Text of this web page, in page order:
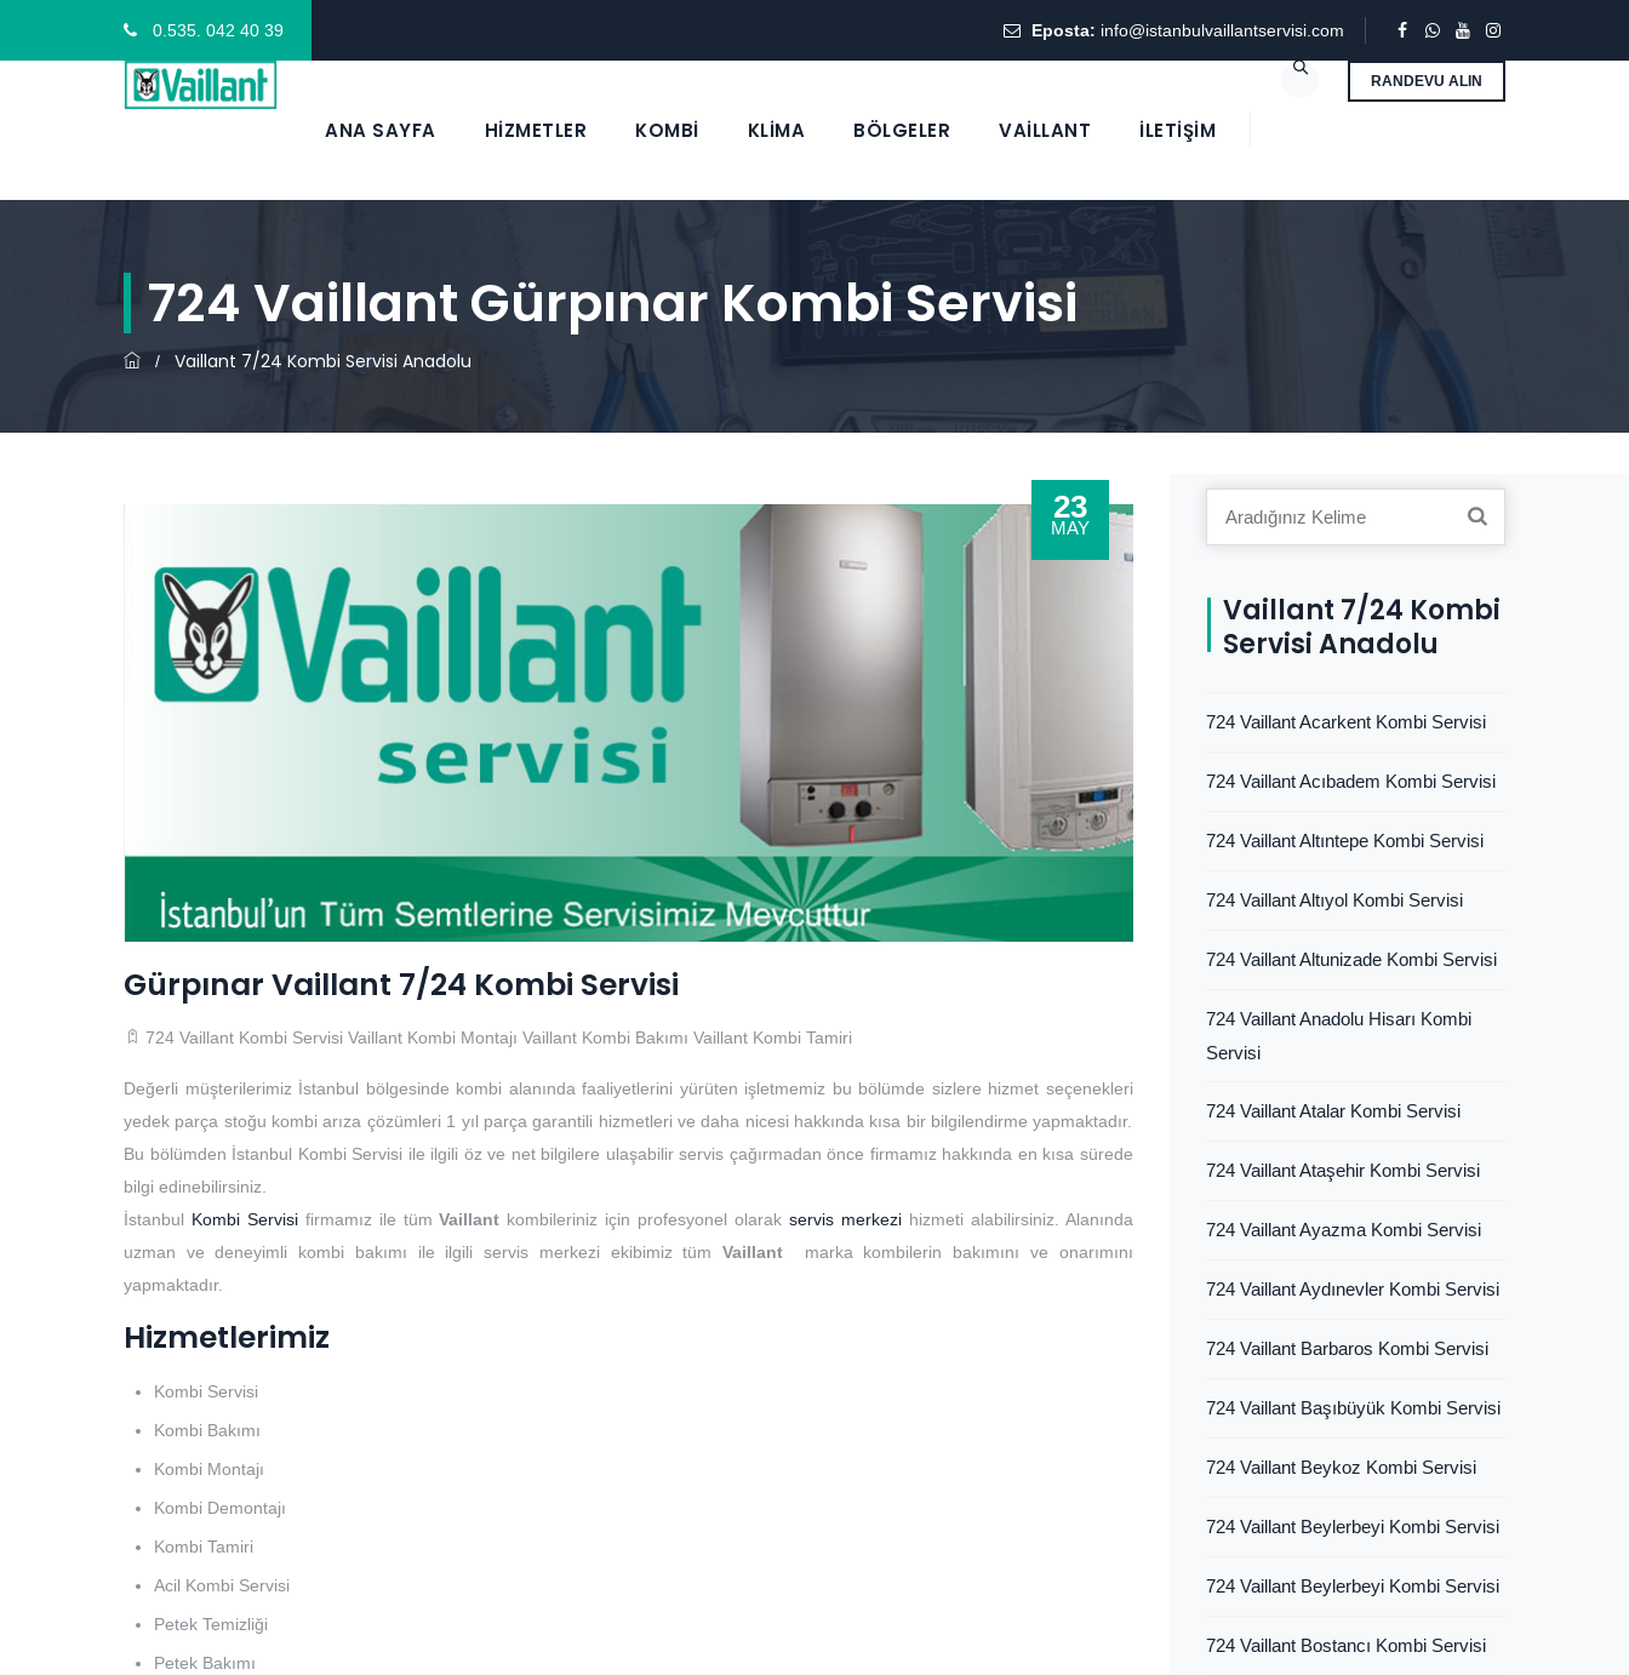
0.535. 042 40 39 Eposta: info@istanbulvaillantservisi.com
RANDEVU ALIN
ANA SAYFA HİZMETLER KOMBİ KLİMA BÖLGELER VAİLLANT İLETIŞIM
724 Vaillant Gürpınar Kombi Servisi
/ Vaillant 7/24 Kombi Servisi Anadolu
23
MAY
Gürpınar Vaillant 7/24 Kombi Servisi
724 Vaillant Kombi Servisi Vaillant Kombi Montajı Vaillant Kombi Bakımı Vaillant Kombi Tamiri
Değerli müşterilerimiz İstanbul bölgesinde kombi alanında faaliyetlerini yürüten işletmemiz bu bölümde sizlere hizmet seçenekleri
yedek parça stoğu kombi arıza çözümleri 1 yıl parça garantili hizmetleri ve daha nicesi hakkında kısa bir bilgilendirme yapmaktadır.
Bu bölümden İstanbul Kombi Servisi ile ilgili öz ve net bilgilere ulaşabilir servis çağırmadan önce firmamız hakkında en kısa sürede
bilgi edinebilirsiniz.
İstanbul Kombi Servisi firmamız ile tümVaillant kombileriniz için profesyonel olarak servis merkezihizmeti alabilirsiniz. Alanında
uzman ve deneyimli kombi bakımı ile ilgili servis merkezi ekibimiz tümVaillant marka kombilerin bakımını ve onarımını
yapmaktadır.
Hizmetlerimiz
Kombi Servisi
Kombi Bakımı
Kombi Montajı
Kombi Demontajı
Kombi Tamiri
Acil Kombi Servisi
Petek Temizliği
Petek Bakımı
Vaillant 7/24 Kombi
Servisi Anadolu
724 Vaillant Acarkent Kombi Servisi
724 Vaillant Acıbadem Kombi Servisi
724 Vaillant Altıntepe Kombi Servisi
724 Vaillant Altıyol Kombi Servisi
724 Vaillant Altunizade Kombi Servisi
724 Vaillant Anadolu Hisarı Kombi
Servisi
724 Vaillant Atalar Kombi Servisi
724 Vaillant Ataşehir Kombi Servisi
724 Vaillant Ayazma Kombi Servisi
724 Vaillant Aydınevler Kombi Servisi
724 Vaillant Barbaros Kombi Servisi
724 Vaillant Başıbüyük Kombi Servisi
724 Vaillant Beykoz Kombi Servisi
724 Vaillant Beylerbeyi Kombi Servisi
724 Vaillant Beylerbeyi Kombi Servisi
724 Vaillant Bostancı Kombi Servisi